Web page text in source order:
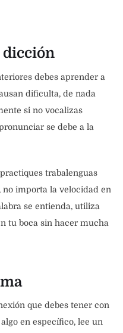
dicción
debes aprender a
dificulta, de nada
si no vocalizas
se debe a la
trabalenguas
no importa la velocidad en
se entienda, utiliza
tu boca sin hacer mucha
que debes tener con
en específico, lee un